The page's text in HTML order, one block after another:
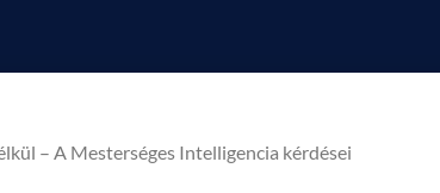
– A Mesterséges Intelligencia kérdései